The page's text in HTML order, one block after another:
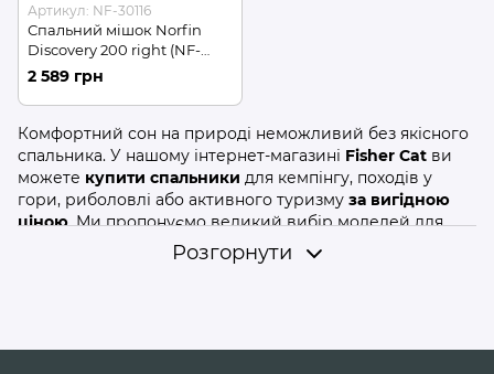
Артикул: NF-30116
Спальний мішок Norfin
Discovery 200 right (NF-
30116)
2 589 грн
Комфортний сон на природі неможливий без якісного
спальника. У нашому інтернет-магазині Fisher Cat ви
можете купити спальники для кемпінгу, походів у
гори, риболовлі або активного туризму за вигідною
ціною. Ми пропонуємо великий вибір моделей для
будь-якої погоди та пори року.
Температурний режим:Вибирайте спальники
Розгорнути